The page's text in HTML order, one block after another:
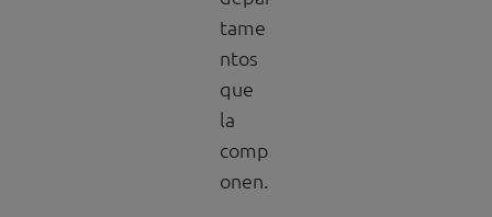
tame
ntos
que
la
comp
onen.